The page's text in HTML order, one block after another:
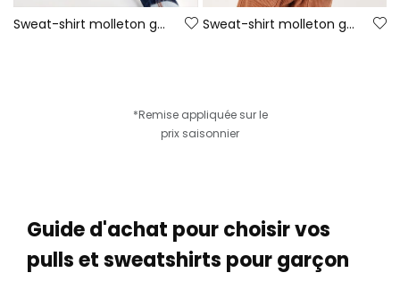
Sweat-shirt molleton garçon écru tricolore Hiking Adventures Sweat-shirt molleton garçon vert broderie montagnes
*Remise appliquée sur le
prix saisonnier
Guide d'achat pour choisir vos
pulls et sweatshirts pour garçon